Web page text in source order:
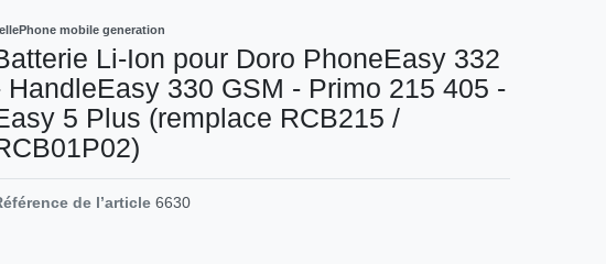
mobile generation
Li-Ion pour Doro PhoneEasy 332
HandleEasy 330 GSM - Primo 215 405 -
5 Plus (remplace RCB215 /
de l’article 6630